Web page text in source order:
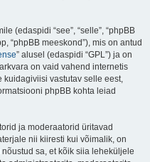
(edaspidi “see”, “selle”, “phpBB
“phpBB meeskond”), mis on antud
” alusel (edaspidi “GPL”) ja on
on vaid vahend internetis
kuidagiviisi vastutav selle eest,
phpBB kohta leiad
ja moderaatorid üritavad
nii kiiresti kui võimalik, on
sa, et kõik siia leheküljele